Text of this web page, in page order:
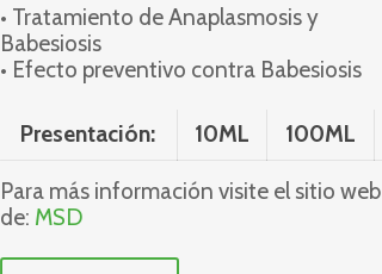
• Tratamiento de Anaplasmosis y
Babesiosis
• Efecto preventivo contra Babesiosis
Presentación: 10ML 100ML
Para más información visite el sitio web
de: MSD